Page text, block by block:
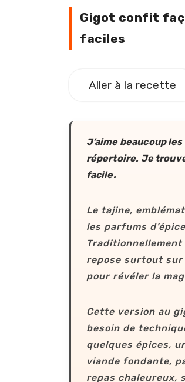
Gigot confit
Gigot confit
faciles
Aller à la recette
J’aime beaucoup
répertoire. Je
facile.
Le tajine,
les parfums
repose surtout
pour révéler la
Cette version au
besoin de
quelques épices,
viande fondante,
repas chaleureux,